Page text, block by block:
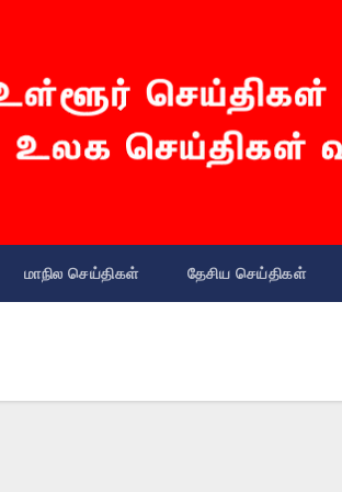
மாநில செய்திகள் தேசிய செய்திகள்